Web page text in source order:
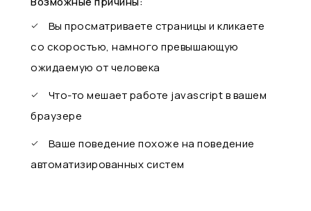
Вы просматриваете страницы и кликаете
со скоростью, намного превышающую
ожидаемую от человека
Что-то мешает работе javascript в вашем
браузере
Ваше поведение похоже на поведение
автоматизированных систем